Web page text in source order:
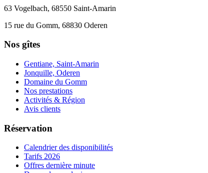
63 Vogelbach, 68550 Saint-Amarin
15 rue du Gomm, 68830 Oderen
Nos gîtes
Gentiane, Saint-Amarin
Jonquille, Oderen
Domaine du Gomm
Nos prestations
Activités & Région
Avis clients
Réservation
Calendrier des disponibilités
Tarifs 2026
Offres dernière minute